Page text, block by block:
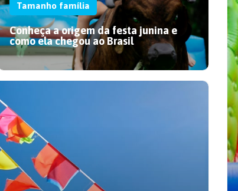
Bubble house no chá revelação:
celebre com privacidade
Crie um momento único! Descubra como a
bubble house no chá revelação e a Baby
Heróis garantem privacidade e
originalidade.
Tamanho família
Conheça a origem da festa junina e
como ela chegou ao Brasil